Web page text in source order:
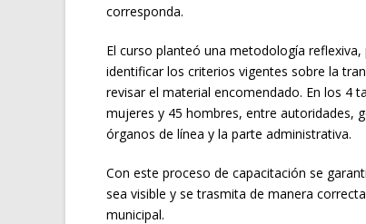
corresponda.
El curso planteó una metodología
identificar los criterios vigentes sobre la
revisar el material encomendado. En los 4
mujeres y 45 hombres, entre autoridades,
órganos de línea y la parte administrativa.
Con este proceso de capacitación se
sea visible y se trasmita de manera
municipal.